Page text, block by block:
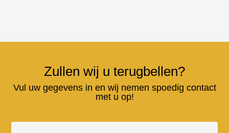
Zullen wij u terugbellen?
Vul uw gegevens in en wij nemen spoedig contact
met u op!